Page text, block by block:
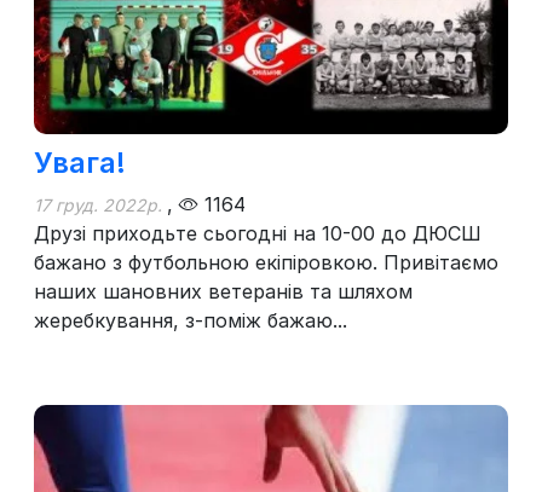
Увага!
17 груд. 2022р. ,
1164
Друзі приходьте сьогодні на 10-00 до ДЮСШ
бажано з футбольною екіпіровкою. Привітаємо
наших шановних ветеранів та шляхом
жеребкування, з-поміж бажаю...